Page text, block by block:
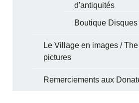
d'antiquités
Boutique Disques
Le Village en images /
pictures
Remerciements aux